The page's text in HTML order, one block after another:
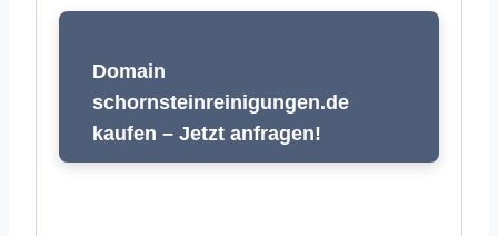
Domain
schornsteinreinigungen.de
kaufen – Jetzt anfragen!